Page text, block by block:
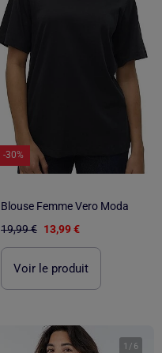
-30%
Blouse Femme Vero Moda
19,99 € 13,99 €
Voir le produit
1 / 6